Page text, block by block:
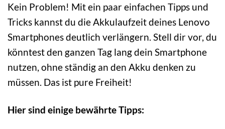
Kein Problem! Mit ein paar einfachen Tipps und
Tricks kannst du die Akkulaufzeit deines Lenovo
Smartphones deutlich verlängern. Stell dir vor, du
könntest den ganzen Tag lang dein Smartphone
nutzen, ohne ständig an den Akku denken zu
müssen. Das ist pure Freiheit!
Hier sind einige bewährte Tipps: